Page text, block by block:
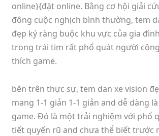
online}{đặt online. Bằng cơ hội giải
đông cuộc nghịch bình thường, tem
đẹp ký ràng buộc khu vực của gia
trong trái tim rất phổ quát người
thích game.
bên trên thực sự, tem dan xe vision
mang 1-1 giản 1-1 giản and dễ dàng
game. Đó là một trải nghiệm với phổ
tiết quyến rũ and chưa thể biết trước